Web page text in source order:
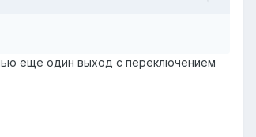
еще один выход с переключением